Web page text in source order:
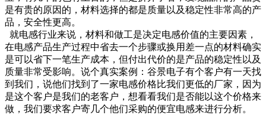
是有贵的原因的，材料选择的都是质量以及稳定性非常高的产
品，安全性更高。
就电感行业来说，材料和做工是决定电感价值的主要因素，
在电感产品生产过程中省去一个步骤或换用差一点的材料确实
是可以省下一笔生产成本，但付出代价的是产品的稳定性以及
质量非常受影响。说个真实案例：谷景电子有个客户有一天找
到我们，说他们找到了一家电感价格比我们更低的厂家，因为
是这个客户是我们的老客户，想看看我们是否能以这个价格来
做，我们要求客户寄几个他们采购的便宜电感来进行分析。